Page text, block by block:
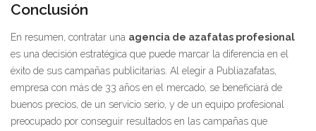
Conclusión
En resumen, contratar una agencia de azafatas profesional
es una decisión estratégica que puede marcar la diferencia en el
éxito de sus campañas publicitarias. Al elegir a Publiazafatas,
empresa con más de 33 años en el mercado, se beneficiará de
buenos precios, de un servicio serio, y de un equipo profesional
preocupado por conseguir resultados en las campañas que